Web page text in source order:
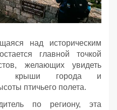
над историческим
главной точкой
желающих увидеть
крыши города и
птичьего полета.
по региону, эта